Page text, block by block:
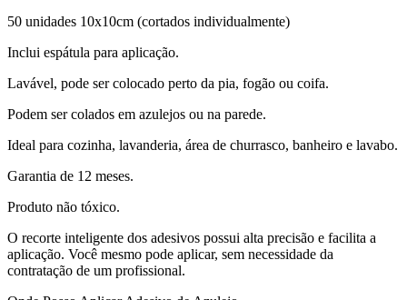
50 unidades 10x10cm (cortados individualmente)
Inclui espátula para aplicação.
Lavável, pode ser colocado perto da pia, fogão ou coifa.
Podem ser colados em azulejos ou na parede.
Ideal para cozinha, lavanderia, área de churrasco, banheiro e lavabo.
Garantia de 12 meses.
Produto não tóxico.
O recorte inteligente dos adesivos possui alta precisão e facilita a
aplicação. Você mesmo pode aplicar, sem necessidade da
contratação de um profissional.